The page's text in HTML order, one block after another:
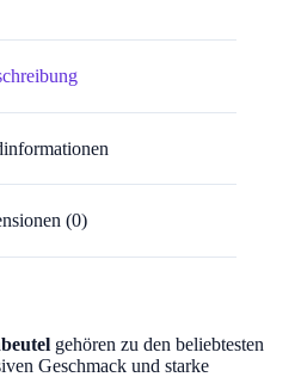
(0)
gehören zu den beliebtesten
Geschmack und starke